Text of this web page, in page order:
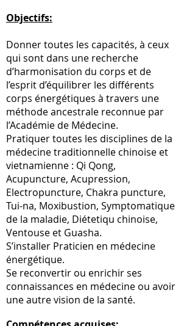
Objectifs:
Donner toutes les capacités, à ceux
qui sont dans une recherche
d’harmonisation du corps et de
l’esprit d’équilibrer les différents
corps énergétiques à travers une
méthode ancestrale reconnue par
l’Académie de Médecine.
Pratiquer toutes les disciplines de la
médecine traditionnelle chinoise et
vietnamienne : Qi Qong,
Acupuncture, Acupression,
Electropuncture, Chakra puncture,
Tui-na, Moxibustion, Symptomatique
de la maladie, Diétetiqu chinoise,
Ventouse et Guasha.
S’installer Praticien en médecine
énergétique.
Se reconvertir ou enrichir ses
connaissances en médecine ou avoir
une autre vision de la santé.